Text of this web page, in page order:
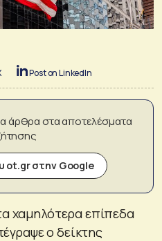
Post on LinkedIn
άρθρα στα αποτελέσματα
ot.gr στην Google
χαμηλότερα επίπεδα
ο δείκτης